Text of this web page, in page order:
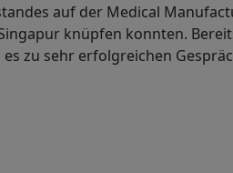
auf der Medical
knüpfen konnten.
zu sehr erfolgreichen